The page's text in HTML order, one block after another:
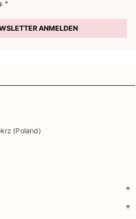
*
ANMELDEN
(Poland)
+
+